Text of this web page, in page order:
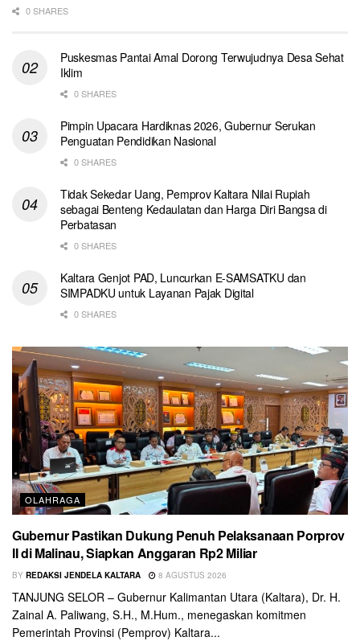
0 SHARES
Puskesmas Pantai Amal Dorong Terwujudnya Desa Sehat
Iklim
0 SHARES
Pimpin Upacara Hardiknas 2026, Gubernur Serukan
Penguatan Pendidikan Nasional
0 SHARES
Tidak Sekedar Uang, Pemprov Kaltara Nilai Rupiah
sebagai Benteng Kedaulatan dan Harga Diri Bangsa di
Perbatasan
0 SHARES
Kaltara Genjot PAD, Luncurkan E-SAMSATKU dan
SIMPADKU untuk Layanan Pajak Digital
0 SHARES
OLAHRAGA
Gubernur Pastikan Dukung Penuh Pelaksanaan Porprov
II di Malinau, Siapkan Anggaran Rp2 Miliar
BY REDAKSI JENDELA KALTARA 8 AGUSTUS 2026
TANJUNG SELOR – Gubernur Kalimantan Utara (Kaltara), Dr. H.
Zainal A. Paliwang, S.H., M.Hum., menegaskan komitmen
Pemerintah Provinsi (Pemprov) Kaltara...